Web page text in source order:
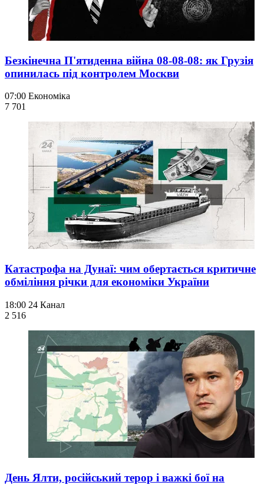
Безкінечна П'ятиденна війна 08-08-08: як Грузія
опинилась під контролем Москви
07:00 Економіка
7 701
Катастрофа на Дунаї: чим обертається критичне
обміління річки для економіки України
18:00 24 Канал
2 516
День Ялти, російський терор і важкі бої на